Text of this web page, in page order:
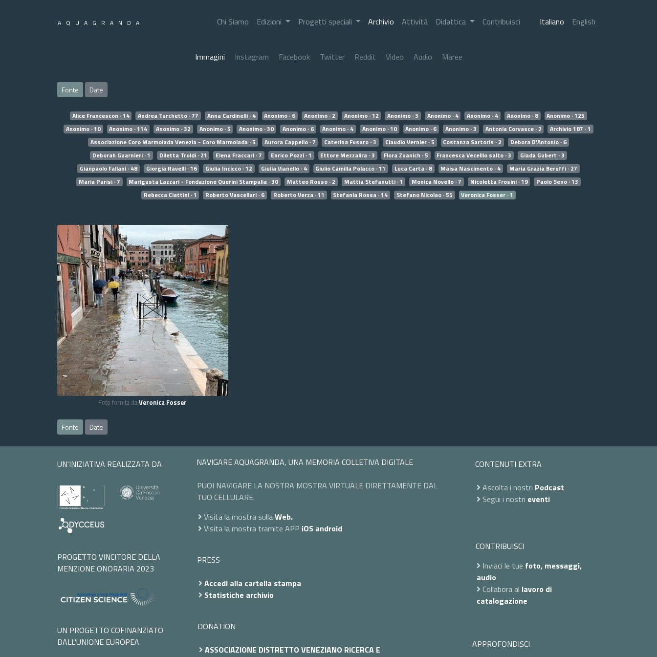
AQUAGRANDA Chi Siamo Edizioni Progetti speciali Archivio Attività Didattica Contribuisci Italiano English
Immagini Instagram Facebook Twitter Reddit Video Audio Maree
Fonte Date
Alice Francescon · 14 Andrea Turchetto · 77 Anna Cardinelli · 4 Anonimo · 6 Anonimo · 2 Anonimo · 12 Anonimo · 3 Anonimo · 4 Anonimo · 4 Anonimo · 8
Anonimo · 125
Anonimo · 10
Anonimo · 114 Anonimo · 32 Anonimo · 5 Anonimo · 30 Anonimo · 6 Anonimo · 4 Anonimo · 10 Anonimo · 6 Anonimo · 3 Antonia Corvasce · 2
Archivio 187 · 1
Associazione Coro Marmolada Venezia - Coro Marmolada · 5
Aurora Cappello · 7 Caterina Fusaro · 3 Claudio Vernier · 5 Costanza Sartoris · 2
Debora D'Antonio · 6
Deborah Guarnieri · 1
Diletta Troldi · 21 Elena Fraccari · 7 Enrico Pozzi · 1 Ettore Mezzalira · 3 Flora Zuanich · 5 Francesca Vecellio salto · 3
Giada Gubert · 3
Gianpaolo Fallani · 48
Giorgia Ravelli · 16 Giulia Incicco · 12 Giulia Vianello · 4 Giulio Camilla Polacco · 11 Luca Carta · 8 Maisa Nascimento · 4
Maria Grazia Beruffi · 27
Maria Parisi · 7
Marigusta Lazzari - Fondazione Querini Stampalia · 30 Matteo Rosso · 2 Mattia Stefanutti · 1 Monica Novello · 7 Nicoletta Frosini · 19
Paolo Seno · 13
Rebecca Ciattini · 1
Roberto Vascellari · 6 Roberto Verza · 11 Stefania Rossa · 14 Stefano Nicolao · 55 Veronica Fosser · 1
Foto fornita daVeronica Fosser
Fonte Date
UN'INIZIATIVA REALIZZATA DA
PROGETTO VINCITORE DELLA
MENZIONE ONORARIA 2023
UN PROGETTO COFINANZIATO
DALL'UNIONE EUROPEA
NAVIGARE AQUAGRANDA, UNA MEMORIA COLLETIVA DIGITALE
PUOI NAVIGARE LA NOSTRA MOSTRA VIRTUALE DIRETTAMENTE DAL
TUO CELLULARE.
Visita la mostra sullaWeb.
Visita la mostra tramite APP iOS android
PRESS
Accedi alla cartella stampa
Statistiche archivio
DONATION
ASSOCIAZIONE DISTRETTO VENEZIANO RICERCA E
CONTENUTI EXTRA
Ascolta i nostri Podcast
Segui i nostri eventi
CONTRIBUISCI
Inviaci le tue foto, messaggi,
audio
Collabora al lavoro di
catalogazione
APPROFONDISCI